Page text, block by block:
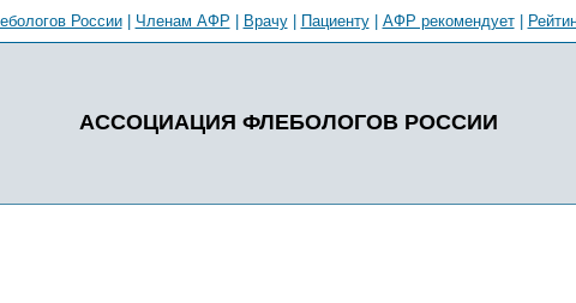
России| Членам АФР Врачу| Пациенту| АФР рекомендует|
АССОЦИАЦИЯ ФЛЕБОЛОГОВ РОССИИ